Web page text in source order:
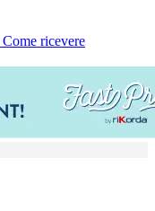
Come ricevere